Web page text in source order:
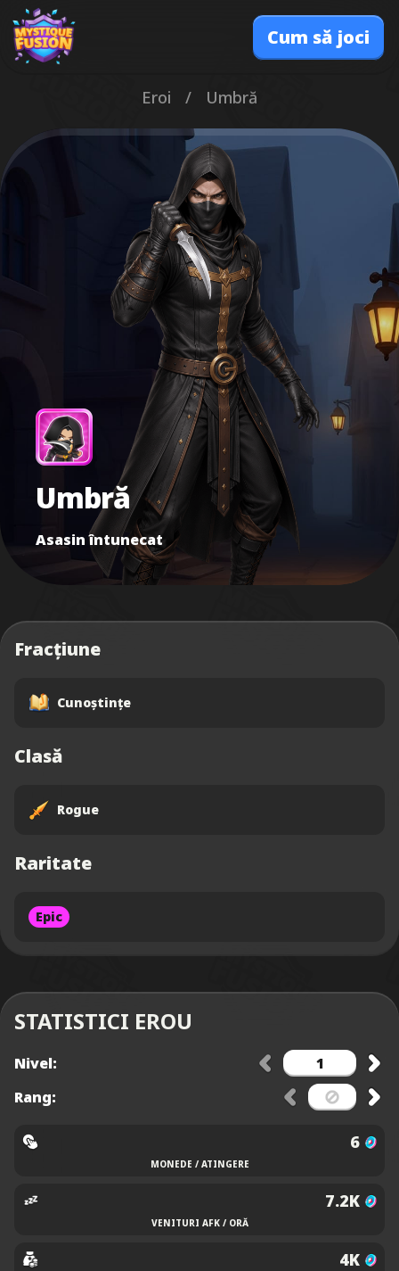
Cum să joci
Eroi / Umbră
Umbră
Asasin întunecat
Fracțiune
Cunoștințe
Clasă
Rogue
Raritate
Epic
STATISTICI EROU
Nivel:
Rang:
6
MONEDE / ATINGERE
7.2K
VENITURI AFK / ORĂ
4K